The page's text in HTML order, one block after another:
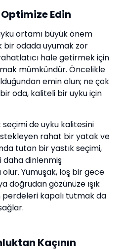
Optimize Edin
ortamı büyük önem
bir odada uyumak zor
hale getirmek için
mümkündür. Öncelikle
emin olun; ne çok
oda, kaliteli bir uyku için
seçimi de uyku kalitesini
rahat bir yatak ve
tutan bir yastık seçimi,
daha dinlenmiş
Yumuşak, loş bir gece
doğrudan gözünüze ışık
kapalı tutmak da
Kaçının